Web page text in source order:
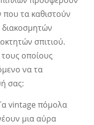
τα καθιστούν
σπιτιού.
οποίους
να τα
σας:
vintage πόμολα
μια αύρα